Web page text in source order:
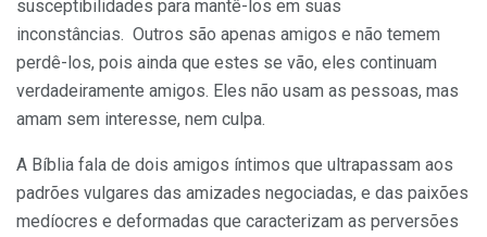
susceptibilidades para mantê-los em suas
inconstâncias. Outros são apenas amigos e não temem
perdê-los, pois ainda que estes se vão, eles continuam
verdadeiramente amigos. Eles não usam as pessoas, mas
amam sem interesse, nem culpa.
A Bíblia fala de dois amigos íntimos que ultrapassam aos
padrões vulgares das amizades negociadas, e das paixões
medíocres e deformadas que caracterizam as perversões